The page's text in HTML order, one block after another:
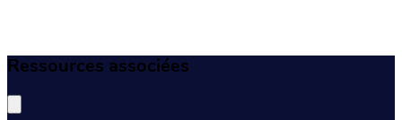
Ressources associées